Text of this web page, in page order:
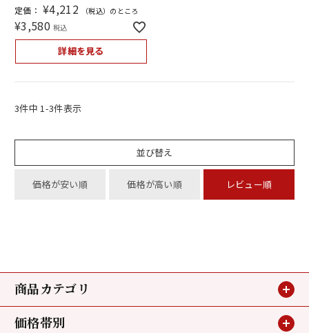
定価： ¥4,212 （税込）のところ
¥3,580 税込
詳細を見る
並び替え
価格が安い順 価格が高い順 レビュー順
3件中 1-3件表示
商品カテゴリ
贈り物
価格帯別